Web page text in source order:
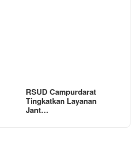
RSUD Campurdarat
Tingkatkan Layanan
Jant…